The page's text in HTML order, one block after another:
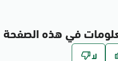
في هذه الصفحة